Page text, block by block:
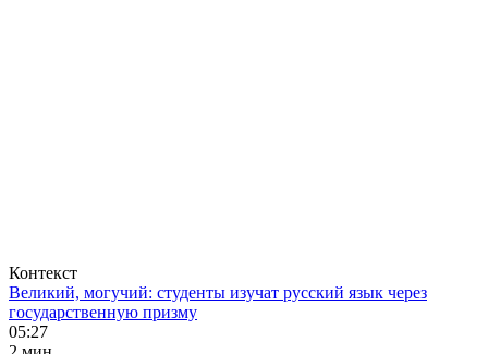
Контекст
Великий, могучий: студенты изучат русский язык через
государственную призму
05:27